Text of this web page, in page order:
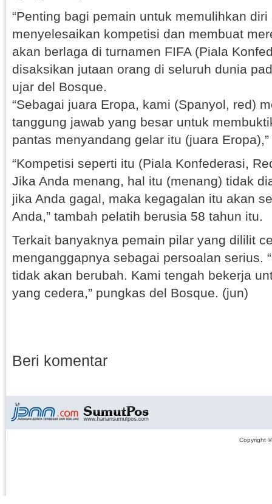
“Penting bagi pemain untuk memulihkan diri
menyelesaikan kompetisi dan membuat
akan berlaga di turnamen FIFA (Piala
disaksikan jutaan orang di seluruh dunia
ujar del Bosque.
“Sebagai juara Eropa, kami (Spanyol, red)
tanggung jawab yang besar untuk
pantas menyandang gelar itu (juara
“Kompetisi seperti itu (Piala Konfederasi,
Jika Anda menang, hal itu (menang) tidak
jika Anda gagal, maka kegagalan itu akan
Anda,” tambah pelatih berusia 58 tahun itu.
Terkait banyaknya pemain pilar yang dililit
menganggapnya sebagai persoalan serius.
tidak akan berubah. Kami tengah bekerja
yang cedera,” pungkas del Bosque. (jun)
Beri komentar
Copyright